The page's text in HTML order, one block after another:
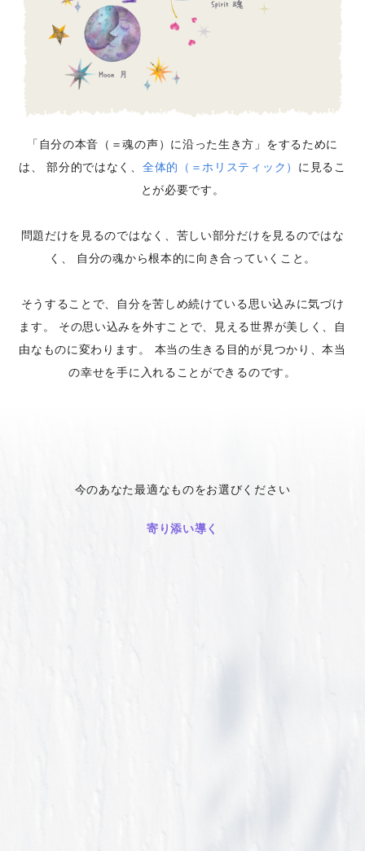
「自分の本音（＝魂の声）に沿った生き方」をするために
は、
部分的ではなく、 全体的（＝ホリスティック） に見るこ
とが必要です。
問題だけを見るのではなく、苦しい部分だけを見るのではな
く、
自分の魂から根本的に向き合っていくこと。
そうすることで、自分を苦しめ続けている思い込みに気づけ
ます。
その思い込みを外すことで、見える世界が美しく、自
由なものに変わります。
本当の生きる目的が見つかり、本当
の幸せを手に入れることができるのです。
今のあなた最適なものをお選びください
寄り添い導く